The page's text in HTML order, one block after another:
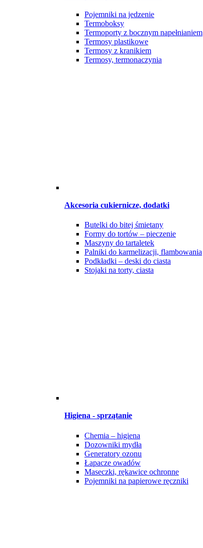
Pojemniki na jedzenie
Termoboksy
Termoporty z bocznym napełnianiem
Termosy plastikowe
Termosy z kranikiem
Termosy, termonaczynia
Akcesoria cukiernicze, dodatki
Butelki do bitej śmietany
Formy do tortów – pieczenie
Maszyny do tartaletek
Palniki do karmelizacji, flambowania
Podkładki – deski do ciasta
Stojaki na torty, ciasta
Higiena - sprzątanie
Chemia – higiena
Dozowniki mydła
Generatory ozonu
Łapacze owadów
Maseczki, rękawice ochronne
Pojemniki na papierowe ręczniki